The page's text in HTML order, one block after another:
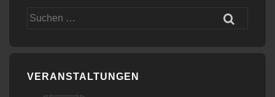
Suchen
VERANSTALTUNGEN